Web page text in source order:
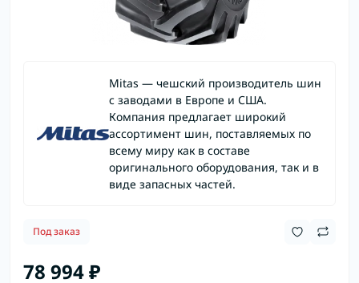
Mitas — чешский производитель шин
с заводами в Европе и США.
Компания предлагает широкий
ассортимент шин, поставляемых по
всему миру как в составе
оригинального оборудования, так и в
виде запасных частей.
Под заказ
78 994 ₽